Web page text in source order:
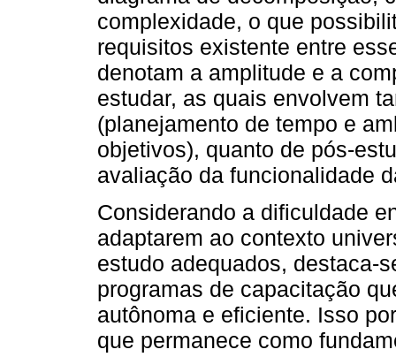
complexidade, o que
requisitos existente entre
denotam a amplitude e a
estudar, as quais envolvem
(planejamento de tempo e
objetivos), quanto de pós-
avaliação da funcionalidade
Considerando a dificuldade
adaptarem ao contexto
estudo adequados, destaca-
programas de capacitação
autônoma e eficiente. Isso
que permanece como